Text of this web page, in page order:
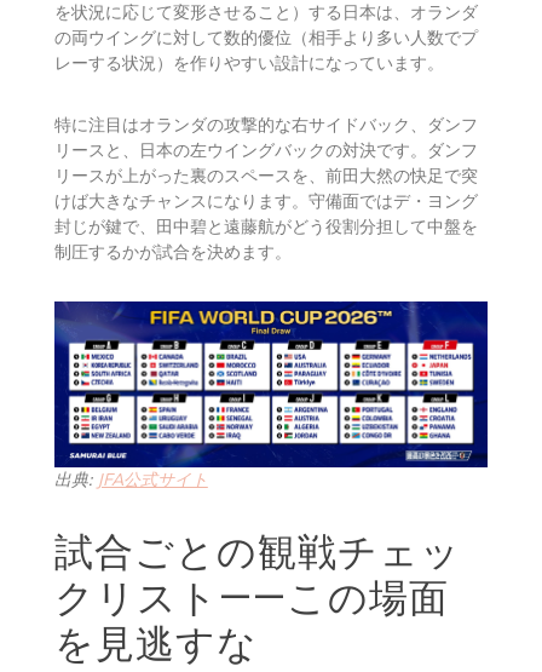
を状況に応じて変形させること）する日本は、オランダ
の両ウイングに対して数的優位（相手より多い人数でプ
レーする状況）を作りやすい設計になっています。
特に注目はオランダの攻撃的な右サイドバック、ダンフ
リースと、日本の左ウイングバックの対決です。ダンフ
リースが上がった裏のスペースを、前田大然の快足で突
けば大きなチャンスになります。守備面ではデ・ヨング
封じが鍵で、田中碧と遠藤航がどう役割分担して中盤を
制圧するかが試合を決めます。
出典: JFA公式サイト
試合ごとの観戦チェッ
クリスト——この場面
を見逃すな